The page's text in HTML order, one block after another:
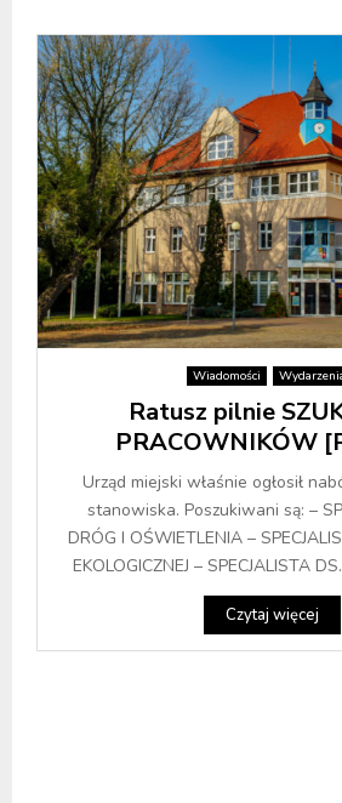
Wiadomości
Ratusz pilnie
PRACOWNIKÓW
Urząd miejski właśnie ogłosił
stanowiska. Poszukiwani są: –
DRÓG I OŚWIETLENIA –
EKOLOGICZNEJ – SPECJALISTA
Czytaj więcej